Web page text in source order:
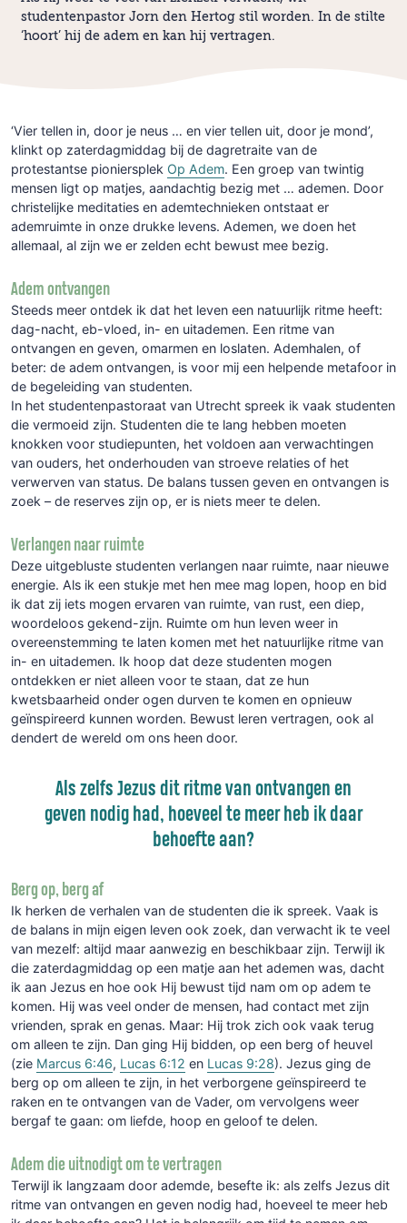
studentenpastor Jorn den Hertog stil worden. In de stilte
‘hoort’ hij de adem en kan hij vertragen.
‘Vier tellen in, door je neus … en vier tellen uit, door je mond’,
klinkt op zaterdagmiddag bij de dagretraite van de
protestantse pioniersplek Op Adem. Een groep van twintig
mensen ligt op matjes, aandachtig bezig met … ademen. Door
christelijke meditaties en ademtechnieken ontstaat er
ademruimte in onze drukke levens. Ademen, we doen het
allemaal, al zijn we er zelden echt bewust mee bezig.
Adem ontvangen
Steeds meer ontdek ik dat het leven een natuurlijk ritme heeft:
dag-nacht, eb-vloed, in- en uitademen. Een ritme van
ontvangen en geven, omarmen en loslaten. Ademhalen, of
beter: de adem ontvangen, is voor mij een helpende metafoor in
de begeleiding van studenten.
In het studentenpastoraat van Utrecht spreek ik vaak studenten
die vermoeid zijn. Studenten die te lang hebben moeten
knokken voor studiepunten, het voldoen aan verwachtingen
van ouders, het onderhouden van stroeve relaties of het
verwerven van status. De balans tussen geven en ontvangen is
zoek – de reserves zijn op, er is niets meer te delen.
Verlangen naar ruimte
Deze uitgebluste studenten verlangen naar ruimte, naar nieuwe
energie. Als ik een stukje met hen mee mag lopen, hoop en bid
ik dat zij iets mogen ervaren van ruimte, van rust, een diep,
woordeloos gekend-zijn. Ruimte om hun leven weer in
overeenstemming te laten komen met het natuurlijke ritme van
in- en uitademen. Ik hoop dat deze studenten mogen
ontdekken er niet alleen voor te staan, dat ze hun
kwetsbaarheid onder ogen durven te komen en opnieuw
geïnspireerd kunnen worden. Bewust leren vertragen, ook al
dendert de wereld om ons heen door.
Als zelfs Jezus dit ritme van ontvangen en
geven nodig had, hoeveel te meer heb ik daar
behoefte aan?
Berg op, berg af
Ik herken de verhalen van de studenten die ik spreek. Vaak is
de balans in mijn eigen leven ook zoek, dan verwacht ik te veel
van mezelf: altijd maar aanwezig en beschikbaar zijn. Terwijl ik
die zaterdagmiddag op een matje aan het ademen was, dacht
ik aan Jezus en hoe ook Hij bewust tijd nam om op adem te
komen. Hij was veel onder de mensen, had contact met zijn
vrienden, sprak en genas. Maar: Hij trok zich ook vaak terug
om alleen te zijn. Dan ging Hij bidden, op een berg of heuvel
(zie Marcus 6:46, Lucas 6:12 en Lucas 9:28). Jezus ging de
berg op om alleen te zijn, in het verborgene geïnspireerd te
raken en te ontvangen van de Vader, om vervolgens weer
bergaf te gaan: om liefde, hoop en geloof te delen.
Adem die uitnodigt om te vertragen
Terwijl ik langzaam door ademde, besefte ik: als zelfs Jezus dit
ritme van ontvangen en geven nodig had, hoeveel te meer heb